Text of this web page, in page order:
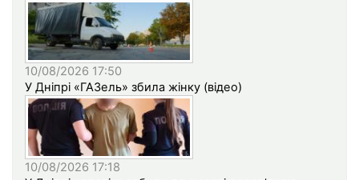
10/08/2026 17:50
У Дніпрі «ГАЗель» збила жінку (відео)
10/08/2026 17:18